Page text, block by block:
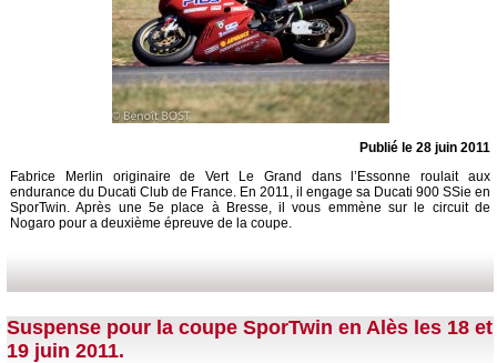
Publié le 28 juin 2011
Fabrice Merlin originaire de Vert Le Grand dans l’Essonne roulait aux
endurance du Ducati Club de France. En 2011, il engage sa Ducati 900 SSie en
SporTwin. Après une 5e place à Bresse, il vous emmène sur le circuit de
Nogaro pour a deuxième épreuve de la coupe.
Suspense pour la coupe SporTwin en Alès les 18 et
19 juin 2011.